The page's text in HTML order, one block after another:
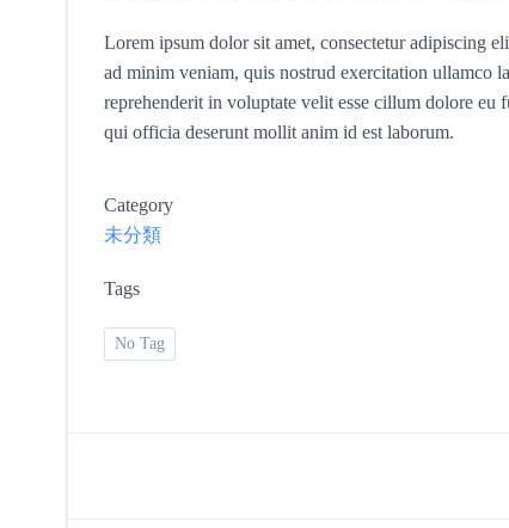
Lorem ipsum dolor sit amet, consectetur adipiscing
ad minim veniam, quis nostrud exercitation ullamco
reprehenderit in voluptate velit esse cillum dolore eu
qui officia deserunt mollit anim id est laborum.
Category
未分類
Tags
No Tag